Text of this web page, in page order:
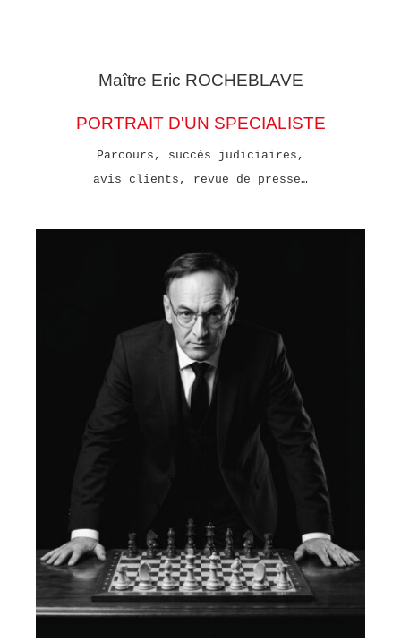
Maître Eric ROCHEBLAVE
PORTRAIT D'UN SPECIALISTE
Parcours, succès judiciaires,
avis clients, revue de presse…